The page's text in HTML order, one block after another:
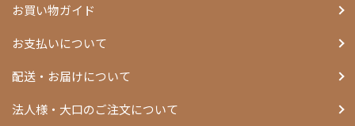
お買い物ガイド
お支払いについて
配送・お届けについて
法人様・大口のご注文について